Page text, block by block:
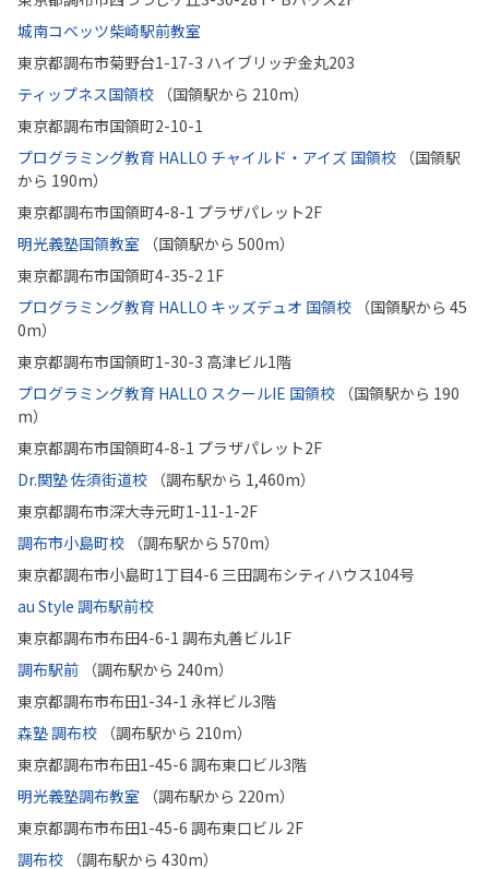
城南コベッツ柴崎駅前教室
東京都調布市菊野台1-17-3 ハイブリッヂ金丸203
ティップネス国領校
（国領駅から 210m）
東京都調布市国領町2-10-1
プログラミング教育 HALLO チャイルド・アイズ 国領校
（国領駅
から 190m）
東京都調布市国領町4-8-1 プラザパレット2F
明光義塾国領教室
（国領駅から 500m）
東京都調布市国領町4-35-2 1F
プログラミング教育 HALLO キッズデュオ 国領校
（国領駅から 45
0m）
東京都調布市国領町1-30-3 高津ビル1階
プログラミング教育 HALLO スクールIE 国領校
（国領駅から 190
m）
東京都調布市国領町4-8-1 プラザパレット2F
Dr.関塾 佐須街道校
（調布駅から 1,460m）
東京都調布市深大寺元町1-11-1-2F
調布市小島町校
（調布駅から 570m）
東京都調布市小島町1丁目4-6 三田調布シティハウス104号
au Style 調布駅前校
東京都調布市布田4-6-1 調布丸善ビル1F
調布駅前
（調布駅から 240m）
東京都調布市布田1-34-1 永祥ビル3階
森塾 調布校
（調布駅から 210m）
東京都調布市布田1-45-6 調布東口ビル3階
明光義塾調布教室
（調布駅から 220m）
東京都調布市布田1-45-6 調布東口ビル 2F
調布校
（調布駅から 430m）